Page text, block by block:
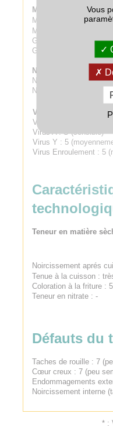
Maladies
Mildiou du feuillage
:
Mildiou du tubercule
Gale commune : 5
Gale verruqueuse : 9
Nématodes
Nématode RO 1-4 : R
Nématodes PA 2-3 : S
Virus
Virus X : S (sensible)
Virus A : S (sensible)
Virus Y : 5
Virus Enroulement : 5
Teneur en matière
Noircissement aprés
Tenue à la cuisson :
Coloration à la friture :
Teneur en nitrate : -
Défauts du
Taches de rouille : 7
Cœur creux : 7 (peu
Endommagements
Noircissement interne
* :
Vous